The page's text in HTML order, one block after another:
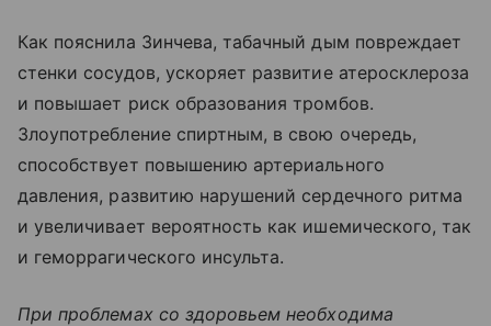
Как пояснила Зинчева, табачный дым повреждает
стенки сосудов, ускоряет развитие атеросклероза
и повышает риск образования тромбов.
Злоупотребление спиртным, в свою очередь,
способствует повышению артериального
давления, развитию нарушений сердечного ритма
и увеличивает вероятность как ишемического, так
и геморрагического инсульта.
При проблемах со здоровьем необходима